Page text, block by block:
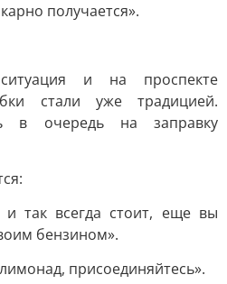
получается».
и на проспекте
стали уже традицией.
в очередь на заправку
и так всегда стоит, еще вы
бензином».
присоединяйтесь».